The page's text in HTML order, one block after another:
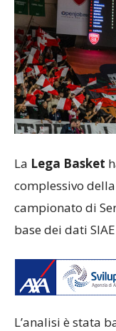
La Lega Basket
complessivo
campionato di
base dei dati
L’analisi è stata